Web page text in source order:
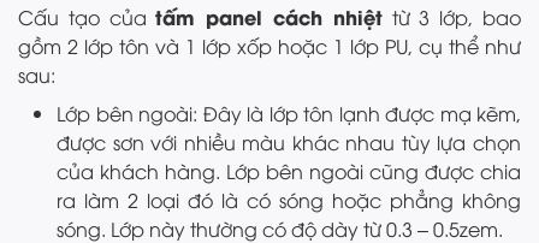
Cấu tạo củatấm panel cách nhiệttừ 3 lớp, bao
gồm 2 lớp tôn và 1 lớp xốp hoặc 1 lớp PU, cụ thể như
sau:
Lớp bên ngoài: Đây là lớp tôn lạnh được mạ kẽm,
được sơn với nhiều màu khác nhau tùy lựa chọn
của khách hàng. Lớp bên ngoài cũng được chia
ra làm 2 loại đó là có sóng hoặc phẳng không
sóng. Lớp này thường có độ dày từ 0.3 – 0.5zem.